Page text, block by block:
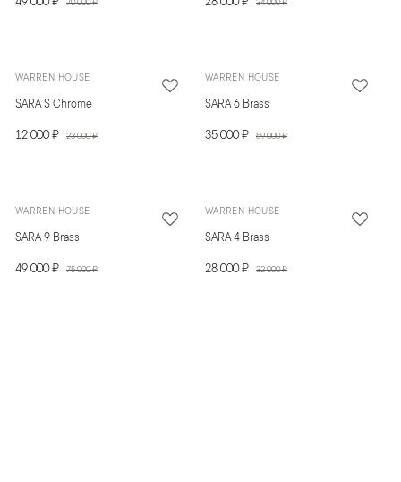
70 000 ₽ 34 000 ₽
WARREN HOUSE
SARA S Chrome
12 000 ₽ 23 000 ₽
WARREN HOUSE
SARA 6 Brass
35 000 ₽ 59 000 ₽
WARREN HOUSE
SARA 9 Brass
49 000 ₽ 75 000 ₽
WARREN HOUSE
SARA 4 Brass
28 000 ₽ 32 000 ₽